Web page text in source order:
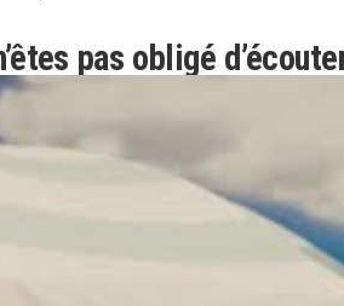
pas obligé
J’essaie de garder
savoir mon équipe.
de moi, je sais ce que
tout ce qui compte
peuvent dire ce qu’ils